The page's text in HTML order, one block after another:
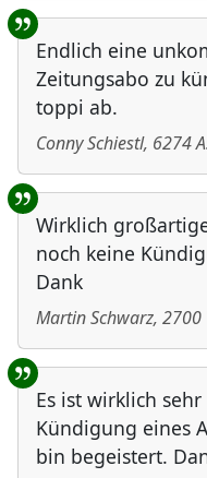
Endlich eine
Zeitungsabo zu
toppi ab.
Conny Schiestl, 6274
Wirklich
noch keine
Dank
Martin Schwarz, 2700
Es ist wirklich
Kündigung eines
bin begeistert.